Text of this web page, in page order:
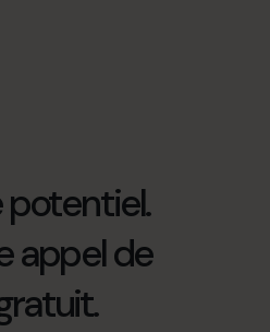
potentiel.
appel de